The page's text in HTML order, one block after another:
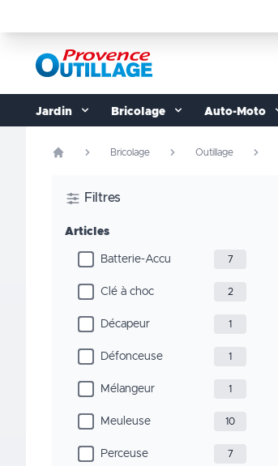
Jardin Bricolage Auto-Moto
Bricolage Outillage
Filtres
Articles
Batterie-Accu 7
Clé à choc 2
Décapeur 1
Défonceuse 1
Mélangeur 1
Meuleuse 10
Perceuse 7